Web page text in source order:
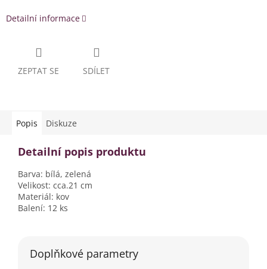
Detailní informace
ZEPTAT SE SDÍLET
Popis Diskuze
Detailní popis produktu
Barva: bílá, zelená
Velikost: cca.21 cm
Materiál: kov
Balení: 12 ks
Doplňkové parametry